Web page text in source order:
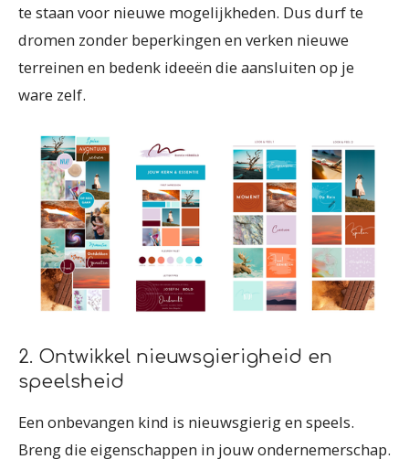
te staan voor nieuwe mogelijkheden. Dus durf te
dromen zonder beperkingen en verken nieuwe
terreinen en bedenk ideeën die aansluiten op je
ware zelf.
2. Ontwikkel nieuwsgierigheid en
speelsheid
Een onbevangen kind is nieuwsgierig en speels.
Breng die eigenschappen in jouw ondernemerschap.